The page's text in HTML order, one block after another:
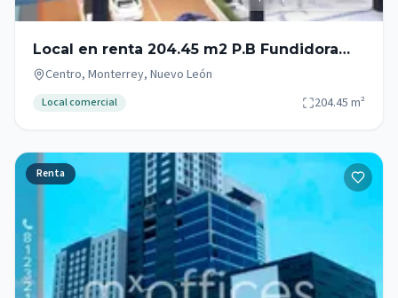
Local en renta 204.45 m2 P.B Fundidora
Monterrey Zona Centro
Centro, Monterrey, Nuevo León
Local comercial 204.45 m²
Renta